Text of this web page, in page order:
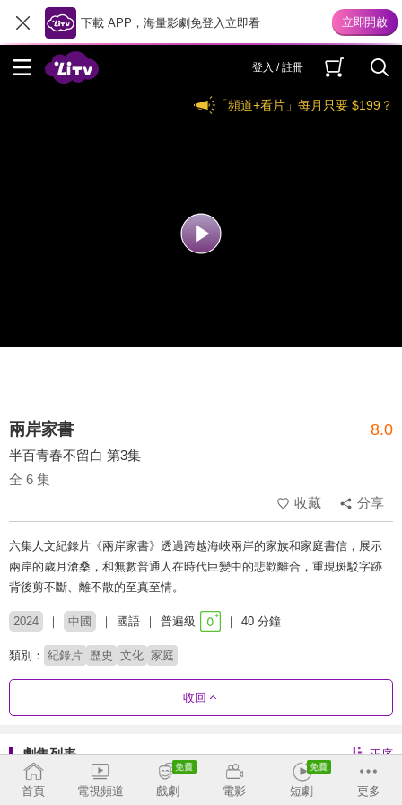
下載 APP，海量影劇免登入立即看
登入 / 註冊
「頻道+看片」每月只要 $199？
兩岸家書 8.0
半百青春不留白 第3集
全 6 集
收藏
分享
六集人文紀錄片《兩岸家書》透過跨越海峽兩岸的家族和家庭書信，展示
兩岸的歲月滄桑，和無數普通人在時代巨變中的悲歡離合，重現斑駁字跡
背後剪不斷、離不散的至真至情。
2024 中國 國語 普遍級 40 分鐘
類別： 紀錄片 歷史 文化 家庭
收回
劇集列表 正序
首頁 電視頻道 戲劇 電影 短劇 更多